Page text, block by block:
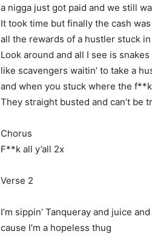
a nigga just got paid and we still
It took time but finally the cash
all the rewards of a hustler stuck
Look around and all I see is snakes
like scavengers waitin’ to take a
and when you stuck where the
They straight busted and can’t be
Chorus
F**k all y’all 2x
Verse 2
I’m sippin’ Tanqueray and juice
cause I’m a hopeless thug